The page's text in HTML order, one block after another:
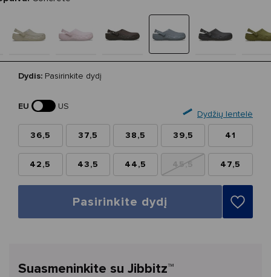
Dydis: Pasirinkite dydį
EU
US
Dydžių lentelė
36,5 37,5 38,5 39,5 41
42,5 43,5 44,5 45,5 47,5
Pasirinkite dydį
Suasmeninkite su Jibbitz™